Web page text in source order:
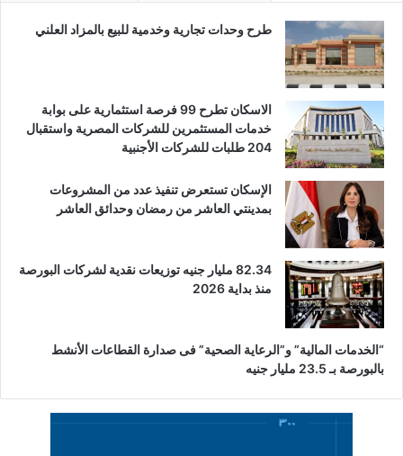
طرح وحدات تجارية وخدمية للبيع بالمزاد العلني
الاسكان تطرح 99 فرصة استثمارية على بوابة
خدمات المستثمرين للشركات المصرية واستقبال
204 طلبات للشركات الأجنبية
الإسكان تستعرض تنفيذ عدد من المشروعات
بمدينتي العاشر من رمضان وحدائق العاشر
82.34 مليار جنيه توزيعات نقدية لشركات البورصة
منذ بداية 2026
“الخدمات المالية” و”الرعاية الصحية” فى صدارة القطاعات الأنشط
بالبورصة بـ 23.5 مليار جنيه